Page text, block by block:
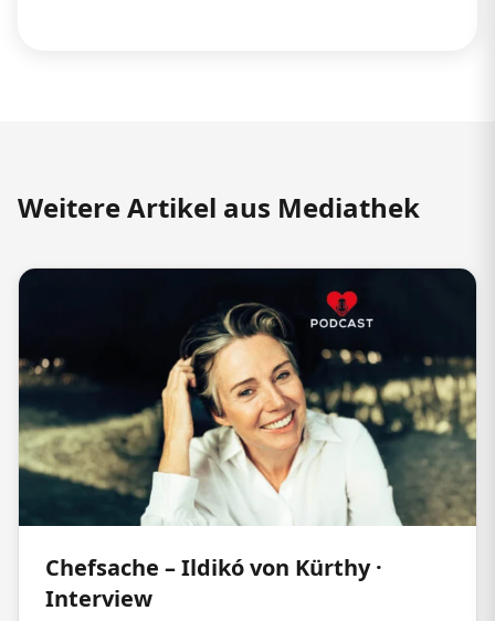
Weitere Artikel aus Mediathek
Chefsache – Ildikó von Kürthy ·
Interview